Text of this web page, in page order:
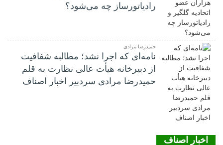
رادیاتورساز چه می‌شود؟
حمیدرضا مرادی
نامه‌ای که اجرا نشد؛ مطالبه شفافیت
از دبیرخانه هیأت عالی نظارت به قلم
حمیدرضا مرادی سردبیر اخبار اصناف
اخبار اصناف